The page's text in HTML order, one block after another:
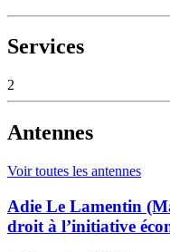
Services
2
Antennes
Voir toutes les antennes
Adie Le Lamentin
droit à l’initiative